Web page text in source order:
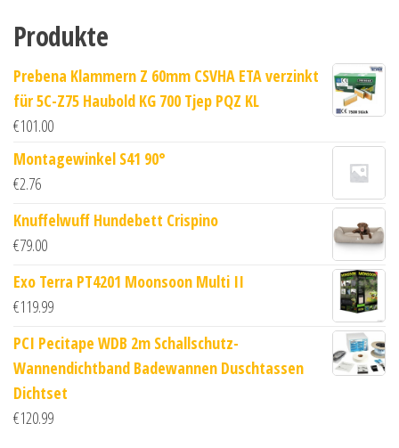
Produkte
Prebena Klammern Z 60mm CSVHA ETA verzinkt
für 5C-Z75 Haubold KG 700 Tjep PQZ KL
€101.00
Montagewinkel S41 90°
€2.76
Knuffelwuff Hundebett Crispino
€79.00
Exo Terra PT4201 Moonsoon Multi II
€119.99
PCI Pecitape WDB 2m Schallschutz-
Wannendichtband Badewannen Duschtassen
Dichtset
€120.99